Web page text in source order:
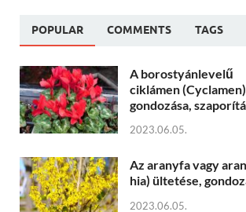
POPULAR COMMENTS TAGS
A borostyánlevelű
ciklámen
gondozása,
2023.06.05.
Az aranyfa vagy
hia) ültetése,
2023.06.05.